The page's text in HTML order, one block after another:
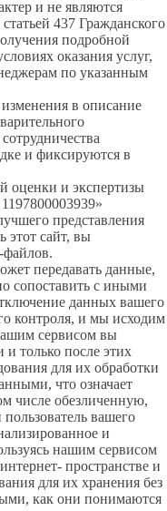
и не являются
437 Гражданского
подробной
оказания услуг,
по указанным
в описание
и фиксируются в
оценки и экспертизы
представления
этот сайт, вы
файлов.
передавать данные,
сопоставить с иными
данных вашего
контроля, и мы исходим
сервисом вы
и только после этих
для их обработки
что означает
числе обезличенную,
вашего
и
нашим сервисом
пространстве и
для их хранения без
как они понимаются